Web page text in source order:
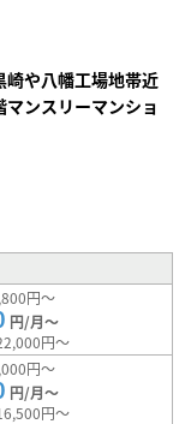
崎や八幡工場地帯近
ンスリーマンショ
円～
円/月～
円～
円～
円/月～
円～